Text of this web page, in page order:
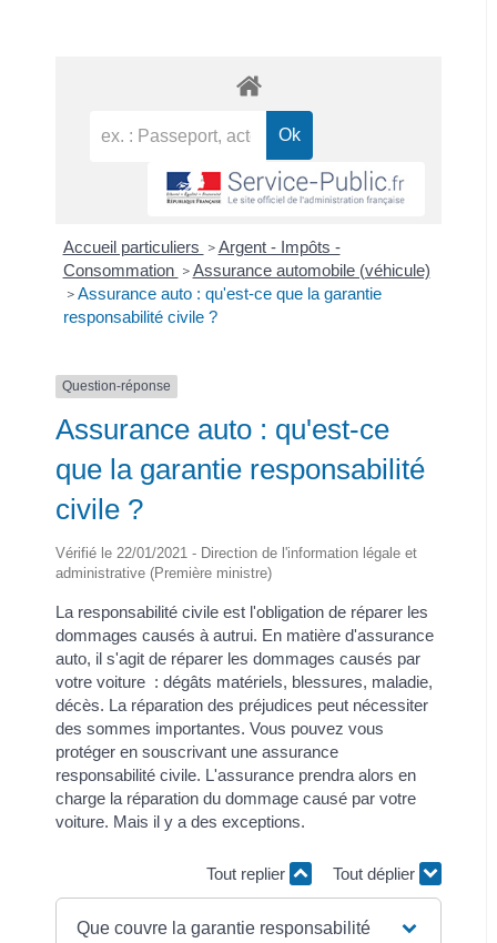
Accueil particuliers > Argent - Impôts -
Consommation > Assurance automobile (véhicule)
> Assurance auto : qu'est-ce que la garantie
responsabilité civile ?
Question-réponse
Assurance auto : qu'est-ce
que la garantie responsabilité
civile ?
Vérifié le 22/01/2021 - Direction de l'information légale et
administrative (Première ministre)
La responsabilité civile est l'obligation de réparer les
dommages causés à autrui. En matière d'assurance
auto, il s'agit de réparer les dommages causés par
votre voiture : dégâts matériels, blessures, maladie,
décès. La réparation des préjudices peut nécessiter
des sommes importantes. Vous pouvez vous
protéger en souscrivant une assurance
responsabilité civile. L'assurance prendra alors en
charge la réparation du dommage causé par votre
voiture. Mais il y a des exceptions.
Tout replier Tout déplier
Que couvre la garantie responsabilité